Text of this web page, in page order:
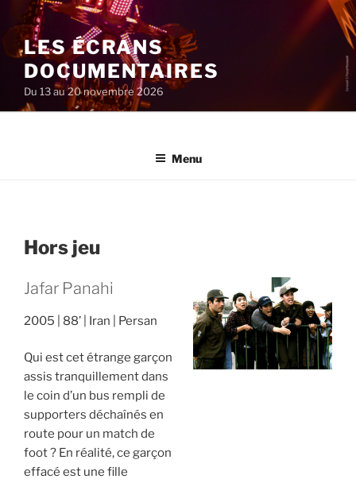
au
contenu
principal
LES ÉCRANS
DOCUMENTAIRES
Du 13 au 20 novembre 2026
Menu
Hors jeu
Jafar Panahi
2005 88’ Iran Persan
Qui est cet étrange garçon
assis tranquillement dans
le coin d’un bus rempli de
supporters déchaînés en
route pour un match de
foot ? En réalité, ce garçon
effacé est une fille